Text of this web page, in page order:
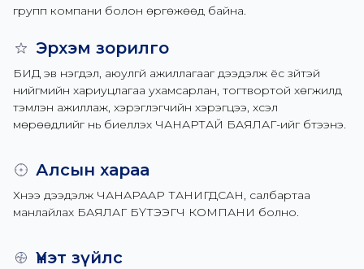
групп компани болон өргөжөөд байна.
Эрхэм зорилго
БИД эв нэгдэл, аюулгүй ажиллагааг дээдэлж ёс зүйтэй
нийгмийн хариуцлагаа ухамсарлан, тогтвортой хөгжилд
тэмүүлэн ажиллаж, хэрэглэгчийн хэрэгцээ, хүсэл
мөрөөдлийг нь биелүүлэх ЧАНАРТАЙ БАЯЛАГ-ийг бүтээнэ.
Алсын хараа
Хүнээ дээдэлж ЧАНАРААР ТАНИГДСАН, салбартаа
манлайлах БАЯЛАГ БҮТЭЭГЧ КОМПАНИ болно.
Үнэт зүйлс